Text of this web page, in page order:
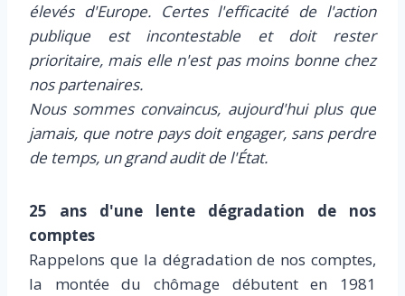
élevés d'Europe. Certes l'efficacité de l'action
publique est incontestable et doit rester
prioritaire, mais elle n'est pas moins bonne chez
nos partenaires.
Nous sommes convaincus, aujourd'hui plus que
jamais, que notre pays doit engager, sans perdre
de temps, un grand audit de l'État.
25 ans d'une lente dégradation de nos
comptes
Rappelons que la dégradation de nos comptes,
la montée du chômage débutent en 1981